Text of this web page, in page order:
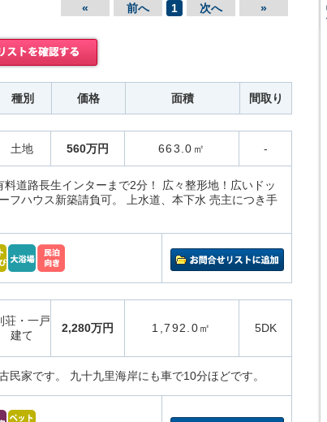
« 前へ 1 次へ »
種別 価格 面積 間取り
土地 560万円 663.0㎡ -
道路長生インターまで2分！ 広々整形地！広いドッ
フハウス新築請負可。 上水道、本下水 売主につき手
荘・一戸
建て
2,280万円 1,792.0㎡ 5DK
民家です。 九十九里海岸にも車で10分ほどです。